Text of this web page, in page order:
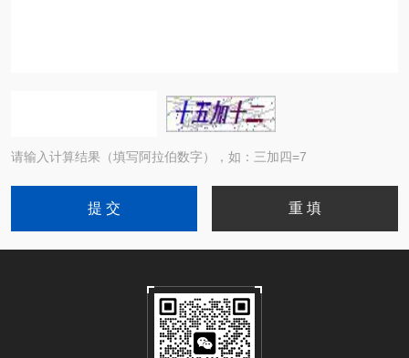
请输入计算结果（填写阿拉伯数字），如：三加四=7